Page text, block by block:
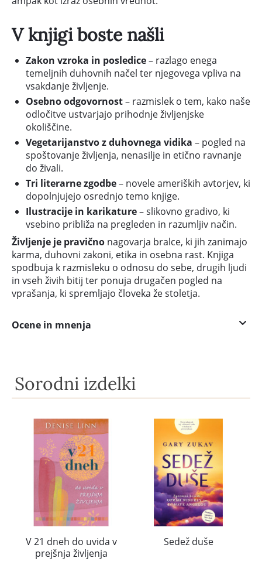
V knjigi boste našli
Zakon vzroka in posledice– razlago enega
temeljnih duhovnih načel ter njegovega vpliva na
vsakdanje življenje.
Osebno odgovornost– razmislek o tem, kako naše
odločitve ustvarjajo prihodnje življenjske
okoliščine.
Vegetarijanstvo z duhovnega vidika – pogled na
spoštovanje življenja, nenasilje in etično ravnanje
do živali.
Tri literarne zgodbe– novele ameriških avtorjev, ki
dopolnjujejo osrednjo temo knjige.
Ilustracije in karikature– slikovno gradivo, ki
vsebino približa na pregleden in razumljiv način.
Življenje je pravično nagovarja bralce, ki jih zanimajo
karma, duhovni zakoni, etika in osebna rast. Knjiga
spodbuja k razmisleku o odnosu do sebe, drugih ljudi
in vseh živih bitij ter ponuja drugačen pogled na
vprašanja, ki spremljajo človeka že stoletja.
Ocene in mnenja
Sorodni izdelki
V 21 dneh do uvida v
prejšnja življenja
Sedež duše